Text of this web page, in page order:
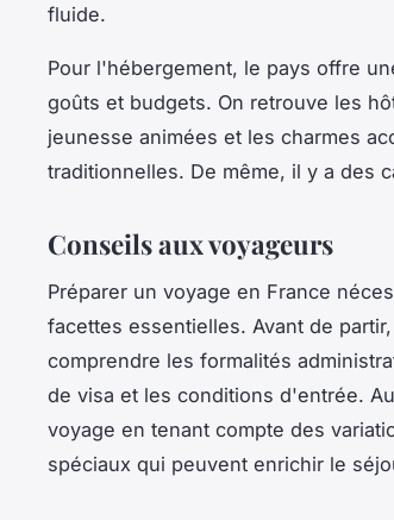
fluide.
Pour l'hébergement, le pays offre
goûts et budgets. On retrouve les
jeunesse animées et les charmes
traditionnelles. De même, il y a des
Conseils aux voyageurs
Préparer un voyage en France
facettes essentielles. Avant de
comprendre les formalités
de visa et les conditions d'entrée.
voyage en tenant compte des
spéciaux qui peuvent enrichir le